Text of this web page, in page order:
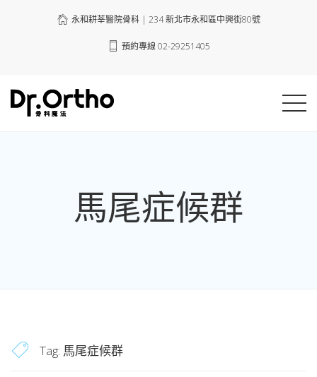
永和耕莘醫院骨科 | 234 新北市永和區中興街80號
預約專線 02-29251405
馬尾症候群
Tag: 馬尾症候群